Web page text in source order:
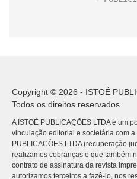
Copyright © 2026 - ISTOÉ
Todos os direitos reservados.
A ISTOÉ PUBLICAÇÕES LTDA é um
vinculação editorial e societária com a
PUBLICACÕES LTDA (recuperação
realizamos cobranças e que também
contrato de assinatura da revista
autorizamos terceiros a fazê-lo, nos